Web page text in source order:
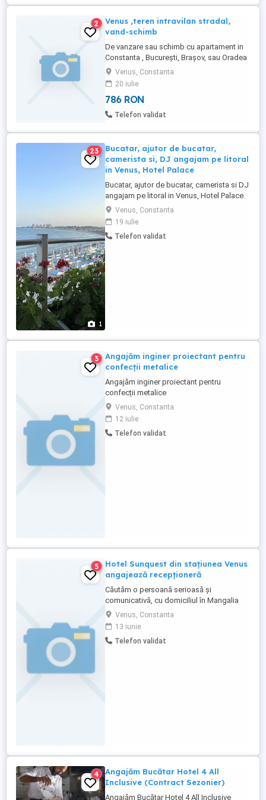
2
Venus ,teren intravilan stradal,
vand-schimb
De vanzare sau schimb cu apartament in
Constanta , București, Brașov, sau Oradea
, teren intravilan in Venus , 1000 mp ,
stradal , deschidere 40 m , se poate
dezmembra ,se poate construi 40 % din
teren, s+d + p + 2 e , utilități în zona , în
spate la hotel Dana, cca 400 , 500 m de
Venus, Constanta
20 iulie
786 RON
Telefon validat
1
23
Bucatar, ajutor de bucatar,
camerista si, DJ angajam pe litoral
in Venus, Hotel Palace
Bucatar, ajutor de bucatar, camerista si DJ
angajam pe litoral in Venus, Hotel Palace.
Se asigura cazare, masa si plata
saptamanala.
Venus, Constanta
19 iulie
Telefon validat
3
Angajăm inginer proiectant pentru
confecții metalice
Angajăm inginer proiectant pentru
confecții metalice
Venus, Constanta
12 iulie
Telefon validat
5
Hotel Sunquest din stațiunea Venus
angajează recepționeră
Căutăm o persoană serioasă și
comunicativă, cu domiciliul în Mangalia
sau zone apropiate, pentru a se alătura
echipei noastre în sezonul estival. Oferim:
-Decontarea transportului -Contract de
muncă -Salariu atractiv -Primă la final de
Venus, Constanta
13 iunie
Telefon validat
4
Angajăm Bucătar Hotel 4 All
Inclusive (Contract Sezonier)
Angajăm Bucătar Hotel 4 All Inclusive